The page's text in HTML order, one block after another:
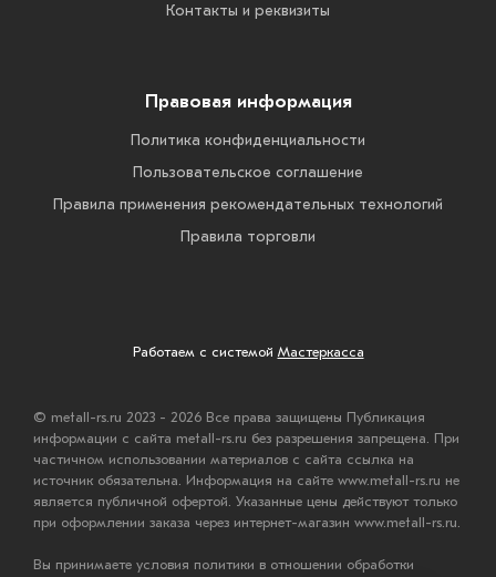
Контакты и реквизиты
Правовая информация
Политика конфиденциальности
Пользовательское соглашение
Правила применения рекомендательных технологий
Правила торговли
Работаем с системой Мастеркасса
© metall-rs.ru 2023 - 2026 Все права защищены Публикация
информации с сайта metall-rs.ru без разрешения запрещена. При
частичном использовании материалов с сайта ссылка на
источник обязательна. Информация на сайте www.metall-rs.ru не
является публичной офертой. Указанные цены действуют только
при оформлении заказа через интернет-магазин www.metall-rs.ru.
Вы принимаете условия политики в отношении обработки